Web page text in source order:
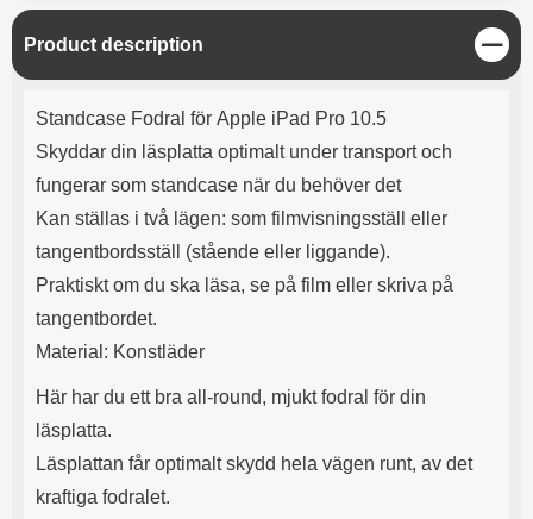
Product description
C
l
o
Product description
Standcase Fodral för Apple iPad Pro 10.5
Skyddar din läsplatta optimalt under transport och
fungerar som standcase när du behöver det
Kan ställas i två lägen: som filmvisningsställ eller
tangentbordsställ (stående eller liggande).
Praktiskt om du ska läsa, se på film eller skriva på
tangentbordet.
Material: Konstläder
Här har du ett bra all-round, mjukt fodral för din
läsplatta.
Läsplattan får optimalt skydd hela vägen runt, av det
kraftiga fodralet.